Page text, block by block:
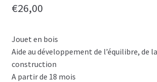
€26,00
Jouet en bois
Aide au développement de l’équilibre, de
construction
A partir de 18 mois